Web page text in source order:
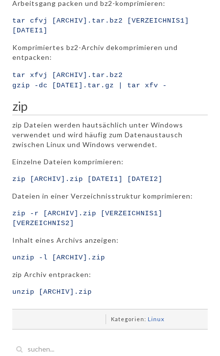
Arbeitsgang packen und bz2-komprimieren:
tar cfvj [ARCHIV].tar.bz2 [VERZEICHNIS1]
[DATEI1]
Komprimiertes bz2-Archiv dekomprimieren und
entpacken:
tar xfvj [ARCHIV].tar.bz2
gzip -dc [DATEI].tar.gz | tar xfv -
zip
zip Dateien werden hautsächlich unter Windows
verwendet und wird häufig zum Datenaustausch
zwischen Linux und Windows verwendet.
Einzelne Dateien komprimieren:
zip [ARCHIV].zip [DATEI1] [DATEI2]
Dateien in einer Verzeichnisstruktur komprimieren:
zip -r [ARCHIV].zip [VERZEICHNIS1]
[VERZEICHNIS2]
Inhalt eines Archivs anzeigen:
unzip -l [ARCHIV].zip
zip Archiv entpracken:
unzip [ARCHIV].zip
Kategorien: Linux